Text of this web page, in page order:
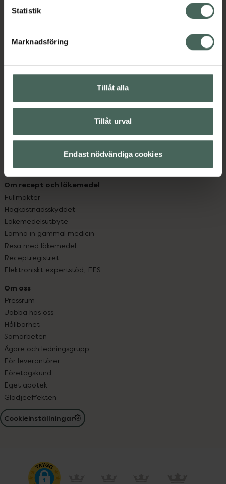
Statistik
Marknadsföring
Tillåt alla
Tillåt urval
Endast nödvändiga cookies
datorn. Oavsett vem du är så är det vårt uppdrag att
hjälpa just dig att må lite bättre. Välkommen att prata
Handla tryggt
Leverans, betalning och retur
Sajtens tillgänglighet
Köpvillkor
Om recept och läkemedel
Fullmakter
Högkostnadsskyddet
Läkemedelsutbyte
Lämna in gammal medicin
Resa med läkemedel
Receptregistret
Elektroniskt expertstöd, EES
Om oss
Pressrum
Jobba hos oss
Hållbarhet
Samarbeten
Ägare och ledningsgrupp
För leverantörer
Företagskund
Eget apotek
Glädjeeffekten
Cookieinställningar